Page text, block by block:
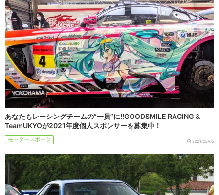
あなたもレーシングチームの”一員”に!!GOODSMILE RACING &
TeamUKYOが2021年度個人スポンサーを募集中！
モータースポーツ 2021/02/05